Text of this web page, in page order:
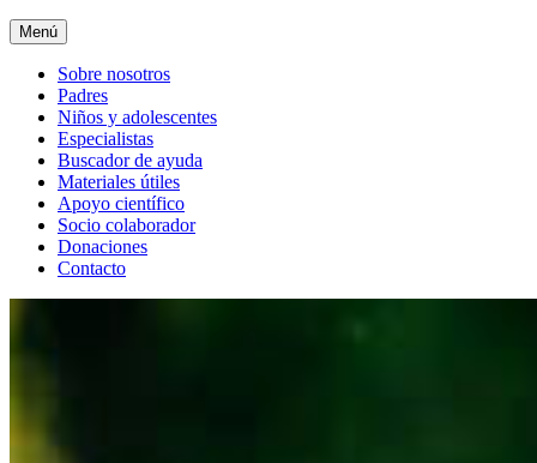
Menú
Sobre nosotros
Padres
Niños y adolescentes
Especialistas
Buscador de ayuda
Materiales útiles
Apoyo científico
Socio colaborador
Donaciones
Contacto